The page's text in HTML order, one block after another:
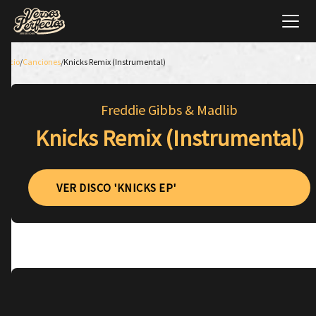
Inicio/Canciones/Knicks Remix (Instrumental)
Freddie Gibbs & Madlib
Knicks Remix (Instrumental)
VER DISCO 'KNICKS EP'